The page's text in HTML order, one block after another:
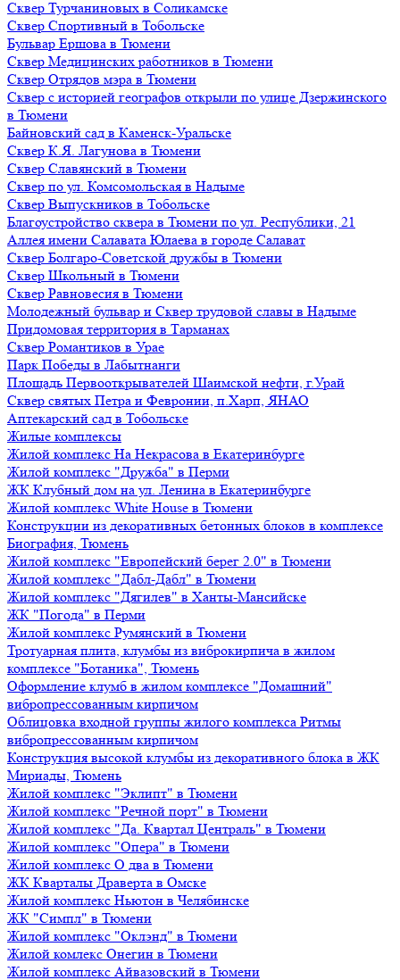
Сквер Турчаниновых в Соликамске
Сквер Спортивный в Тобольске
Бульвар Ершова в Тюмени
Сквер Медицинских работников в Тюмени
Сквер Отрядов мэра в Тюмени
Сквер с историей географов открыли по улице Дзержинского
в Тюмени
Байновский сад в Каменск-Уральске
Сквер К.Я. Лагунова в Тюмени
Сквер Славянский в Тюмени
Сквер по ул. Комсомольская в Надыме
Сквер Выпускников в Тобольске
Благоустройство сквера в Тюмени по ул. Республики, 21
Аллея имени Салавата Юлаева в городе Салават
Сквер Болгаро-Советской дружбы в Тюмени
Сквер Школьный в Тюмени
Сквер Равновесия в Тюмени
Молодежный бульвар и Сквер трудовой славы в Надыме
Придомовая территория в Тарманах
Сквер Романтиков в Урае
Парк Победы в Лабытнанги
Площадь Первооткрывателей Шаимской нефти, г.Урай
Сквер святых Петра и Февронии, п.Харп, ЯНАО
Аптекарский сад в Тобольске
Жилые комплексы
Жилой комплекс На Некрасова в Екатеринбурге
Жилой комплекс "Дружба" в Перми
ЖК Клубный дом на ул. Ленина в Екатеринбурге
Жилой комплекс White House в Тюмени
Конструкции из декоративных бетонных блоков в комплексе
Биография, Тюмень
Жилой комплекс "Европейский берег 2.0" в Тюмени
Жилой комплекс "Дабл-Дабл" в Тюмени
Жилой комплекс "Дягилев" в Ханты-Мансийске
ЖК "Погода" в Перми
Жилой комплекс Румянский в Тюмени
Тротуарная плита, клумбы из виброкирпича в жилом
комплексе "Ботаника", Тюмень
Оформление клумб в жилом комплексе "Домашний"
вибропрессованным кирпичом
Облицовка входной группы жилого комплекса Ритмы
вибропрессованным кирпичом
Конструкция высокой клумбы из декоративного блока в ЖК
Мириады, Тюмень
Жилой комплекс "Эклипт" в Тюмени
Жилой комплекс "Речной порт" в Тюмени
Жилой комплекс "Да. Квартал Централь" в Тюмени
Жилой комплекс "Опера" в Тюмени
Жилой комплекс О два в Тюмени
ЖК Кварталы Драверта в Омске
Жилой комплекс Ньютон в Челябинске
ЖК "Симпл" в Тюмени
Жилой комплекс "Оклэнд" в Тюмени
Жилой комлекс Онегин в Тюмени
Жилой комплекс Айвазовский в Тюмени